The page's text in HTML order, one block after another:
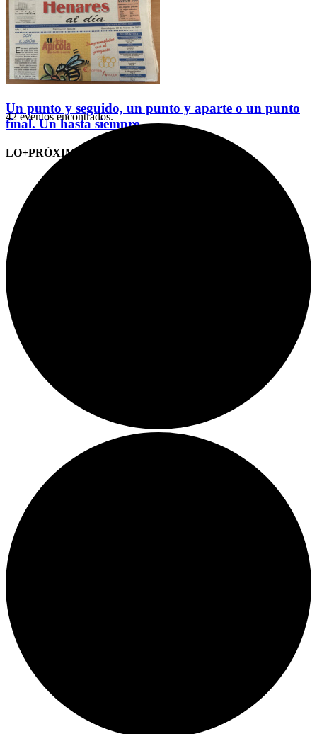
Un punto y seguido, un punto y aparte o un punto
final. Un hasta siempre
LO+PRÓXIMO (CITAS)
42 eventos encontrados.